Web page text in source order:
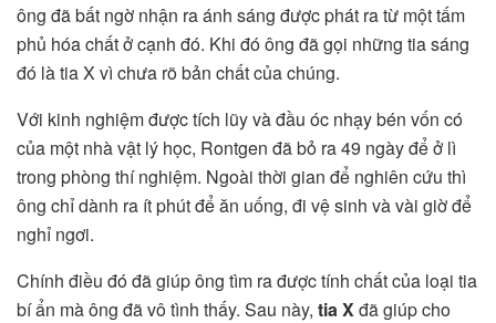
ông đã bất ngờ nhận ra ánh sáng được phát ra từ một tấm
phủ hóa chất ở cạnh đó. Khi đó ông đã gọi những tia sáng
đó làtia X vì chưa rõ bản chất của chúng.
Với kinh nghiệm được tích lũy và đầu óc nhạy bén vốn có
của một nhà vật lý học, Rontgen đã bỏ ra 49 ngày để ở lì
trong phòng thí nghiệm. Ngoài thời gian để nghiên cứu thì
ông chỉ dành ra ít phút để ăn uống, đi vệ sinh và vài giờ để
nghỉ ngơi.
Chính điều đó đã giúp ông tìm ra được tính chất của loại tia
bí ẩn mà ông đã vô tình thấy. Sau này, tia X đã giúp cho